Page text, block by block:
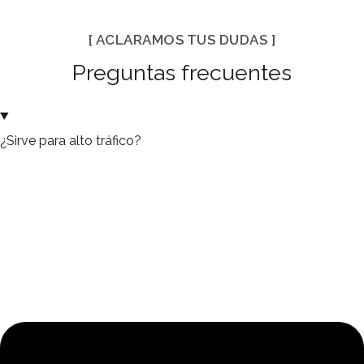
[ ACLARAMOS TUS DUDAS ]
Preguntas frecuentes
¿Sirve para alto tráfico?